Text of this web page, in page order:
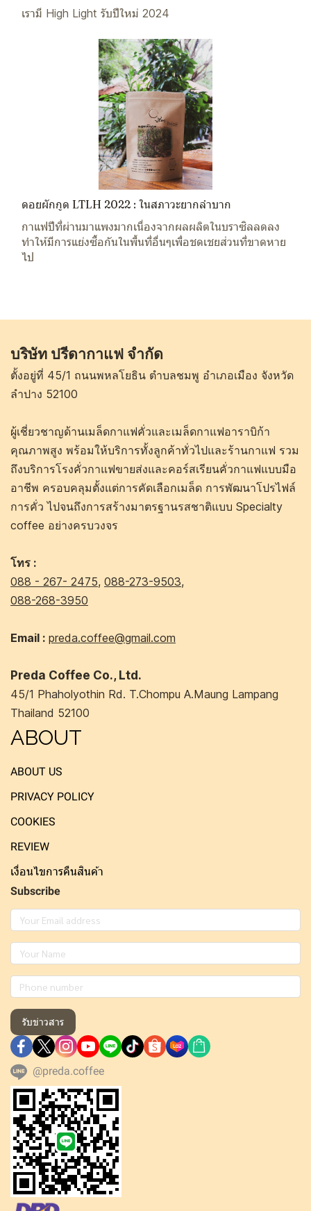
เรามี High Light รับปีใหม่ 2024
ดอยผักกูด LTLH 2022 : ในสภาวะยากลำบาก
กาแฟปีที่ผ่านมาแพงมากเนื่องจากผลผลิตในบราซิลลดลง
ทำให้มีการแย่งซื้อกันในพื้นที่อื่นๆเพื่อชดเชยส่วนที่ขาดหาย
ไป
บริษัท ปรีดากาแฟ จำกัด
ตั้งอยู่ที่ 45/1 ถนนพหลโยธิน ตำบลชมพู อำเภอเมือง จังหวัด
ลำปาง 52100
ผู้เชี่ยวชาญด้านเมล็ดกาแฟคั่วและเมล็ดกาแฟอาราบิก้า
คุณภาพสูง พร้อมให้บริการทั้งลูกค้าทั่วไปและร้านกาแฟ รวม
ถึงบริการโรงคั่วกาแฟขายส่งและคอร์สเรียนคั่วกาแฟแบบมือ
อาชีพ ครอบคลุมตั้งแต่การคัดเลือกเมล็ด การพัฒนาโปรไฟล์
การคั่ว ไปจนถึงการสร้างมาตรฐานรสชาติแบบ Specialty
coffee อย่างครบวงจร
โทร :
088 - 267- 2475, 088-273-9503,
088-268-3950
Email : preda.coffee@gmail.com
Preda Coffee Co., Ltd.
45/1 Phaholyothin Rd. T.Chompu A.Maung Lampang
Thailand 52100
ABOUT
ABOUT US
PRIVACY POLICY
COOKIES
REVIEW
เงื่อนไขการคืนสินค้า
Subscribe
รับข่าวสาร
@preda.coffee